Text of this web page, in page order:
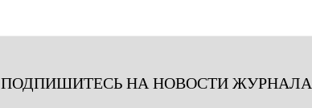
ПОДПИШИТЕСЬ НА НОВОСТИ ЖУРНАЛА